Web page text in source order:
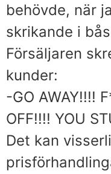
behövde, när
skrikande i
Försäljaren
kunder:
-GO AWAY!!!!
OFF!!!! YOU
Det kan